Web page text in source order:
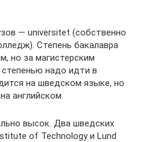
— universitet (собственно
Степень бакалавра
но за магистерским
надо идти в
на шведском языке, но
английском.
высок. Два шведских
of Technology и Lund